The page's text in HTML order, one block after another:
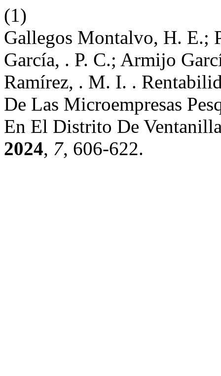
(1)
Gallegos Montalvo, H. E.;
García, . P. C.; Armijo
Ramírez, . M. I. .
De Las Microempresas
En El Distrito De
2024, 7, 606-622.